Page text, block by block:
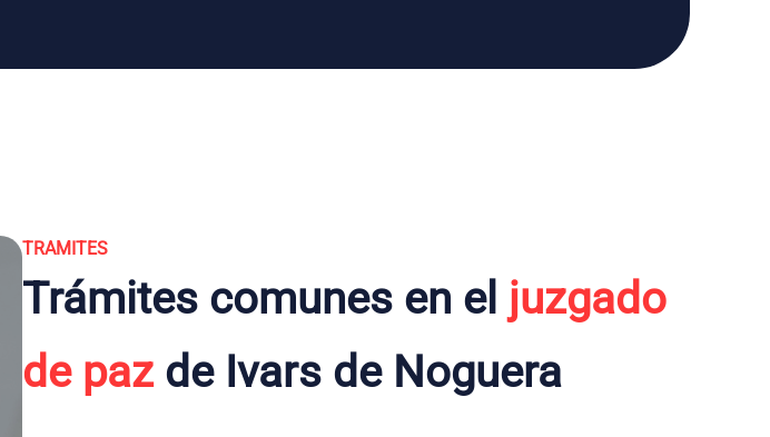
TRAMITES
Trámites comunes en el juzgado
de pazde Ivars de Noguera